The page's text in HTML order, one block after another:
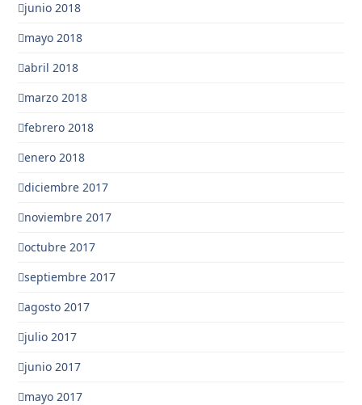
junio 2018
mayo 2018
abril 2018
marzo 2018
febrero 2018
enero 2018
diciembre 2017
noviembre 2017
octubre 2017
septiembre 2017
agosto 2017
julio 2017
junio 2017
mayo 2017